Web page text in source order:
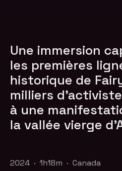
Une immersion
les premières
historique de
milliers
à une
la vallée vierge
2024 · 1h18m · Canada